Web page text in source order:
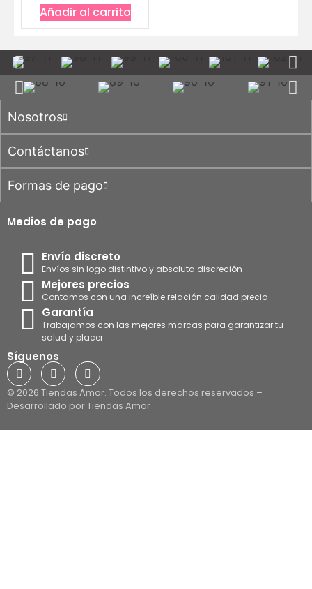
Añadir al carrito
Nosotros
Contáctanos
Formas de pago
Medios de pago
Envío discreto
Envíos sin logo distintivo y absoluta discreción
Mejores precios
Contamos con una increíble relación calidad precio
Garantía
Trabajamos con las mejores marcas para garantizar tu
salud y placer
Síguenos
© 2026 Tiendas Amor. Todos los derechos reservados –
Desarrollado por Tiendas Amor